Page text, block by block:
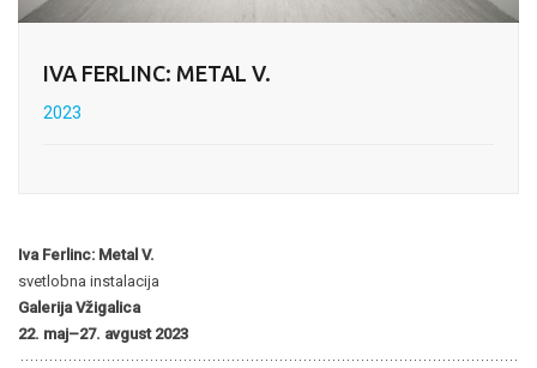
IVA FERLINC: METAL V.
2023
Iva Ferlinc: Metal V.
svetlobna instalacija
Galerija Vžigalica
22. maj–27. avgust 2023